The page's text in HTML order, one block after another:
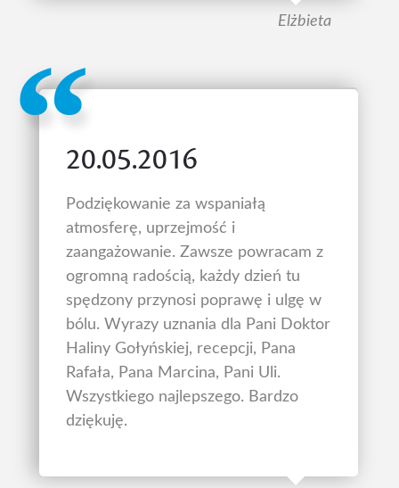
Elżbieta
20.05.2016
Podziękowanie za wspaniałą
atmosferę, uprzejmość i
zaangażowanie. Zawsze powracam z
ogromną radością, każdy dzień tu
spędzony przynosi poprawę i ulgę w
bólu. Wyrazy uznania dla Pani Doktor
Haliny Gołyńskiej, recepcji, Pana
Rafała, Pana Marcina, Pani Uli.
Wszystkiego najlepszego. Bardzo
dziękuję.